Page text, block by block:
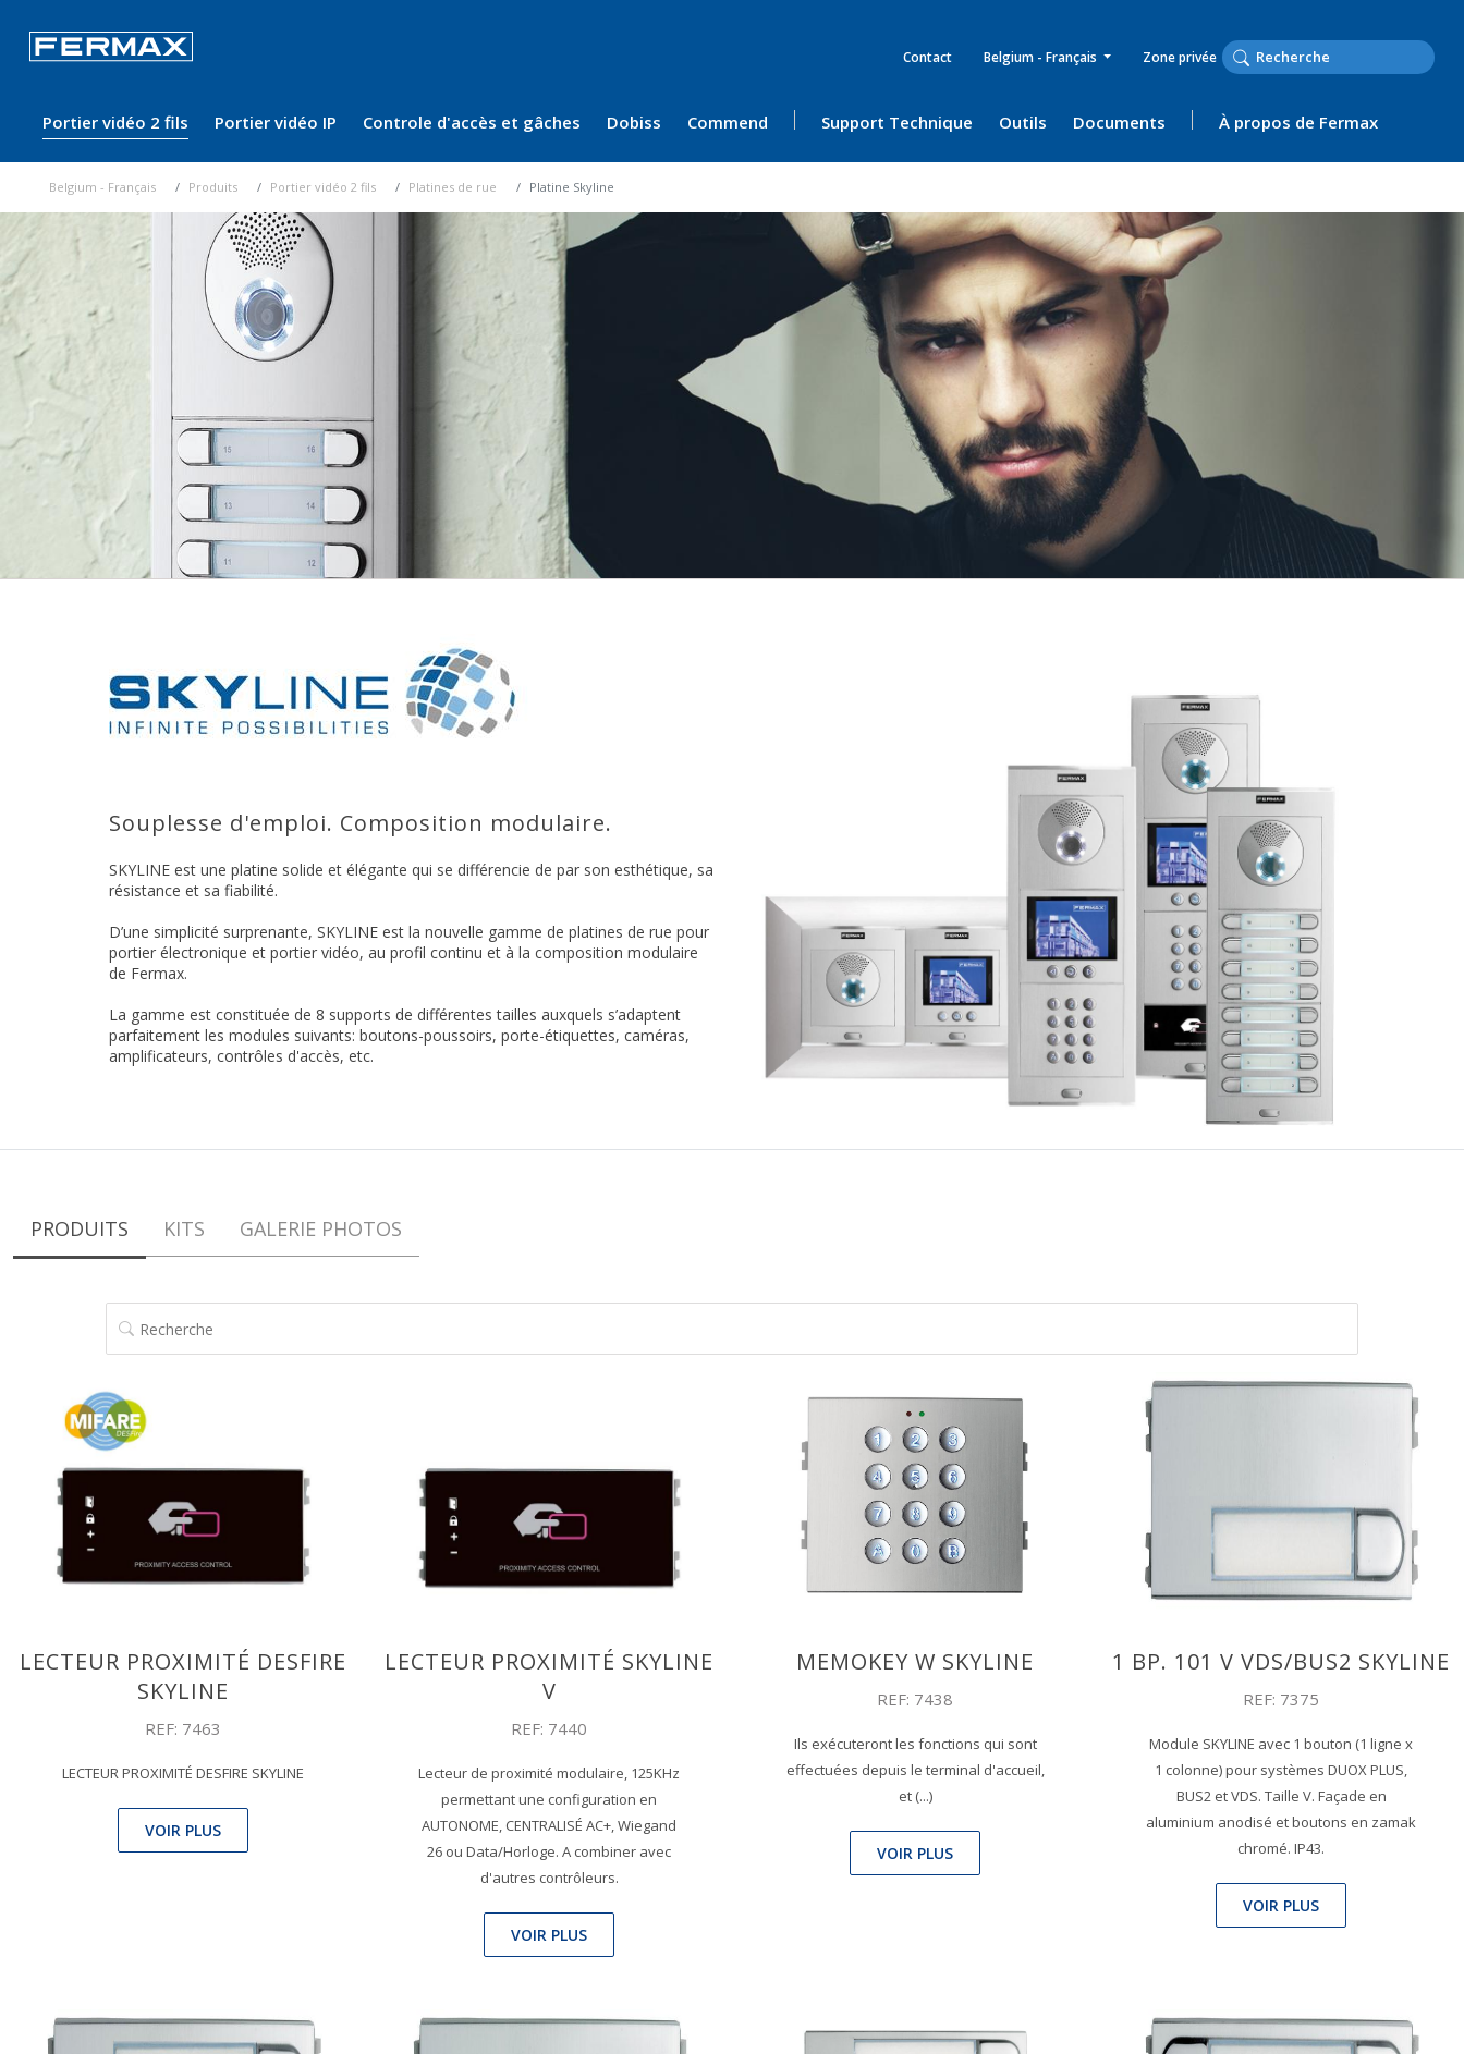
Contact Belgium - Français Zone privée
Portier vidéo 2 fils Portier vidéo IP Controle d'accès et gâches Dobiss Commend Support Technique Outils Documents À propos de Fermax
Belgium - Français Produits Portier vidéo 2 fils Platines de rue Platine Skyline
Souplesse d'emploi. Composition modulaire.
SKYLINE est une platine solide et élégante qui se différencie de par son esthétique, sa
résistance et sa fiabilité.
D’une simplicité surprenante, SKYLINE est la nouvelle gamme de platines de rue pour
portier électronique et portier vidéo, au profil continu et à la composition modulaire
de Fermax.
La gamme est constituée de 8 supports de différentes tailles auxquels s’adaptent
parfaitement les modules suivants: boutons-poussoirs, porte-étiquettes, caméras,
amplificateurs, contrôles d'accès, etc.
PRODUITS KITS GALERIE PHOTOS
RECHERCHE
LECTEUR PROXIMITÉ DESFIRE
SKYLINE
REF: 7463
LECTEUR PROXIMITÉ DESFIRE SKYLINE
VOIR PLUS
LECTEUR PROXIMITÉ SKYLINE
V
REF: 7440
Lecteur de proximité modulaire, 125KHz
permettant une configuration en
AUTONOME, CENTRALISÉ AC+, Wiegand
26 ou Data/Horloge. A combiner avec
d'autres contrôleurs.
VOIR PLUS
MEMOKEY W SKYLINE
REF: 7438
Ils exécuteront les fonctions qui sont
effectuées depuis le terminal d'accueil,
et (...)
VOIR PLUS
1 BP. 101 V VDS/BUS2 SKYLINE
REF: 7375
Module SKYLINE avec 1 bouton (1 ligne x
1 colonne) pour systèmes DUOX PLUS,
BUS2 et VDS. Taille V. Façade en
aluminium anodisé et boutons en zamak
chromé. IP43.
VOIR PLUS